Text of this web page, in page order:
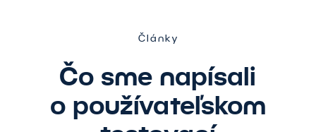
Články
Čo sme napísali
o používateľskom